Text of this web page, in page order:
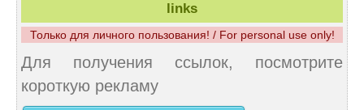
links
Только для личного пользования! / For personal use only!
Для получения ссылок, посмотрите
короткую рекламу